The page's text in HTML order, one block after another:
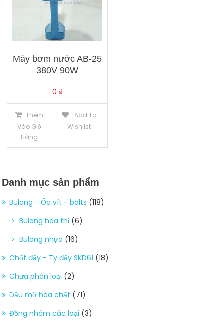
Máy bơm nước AB-25
380V 90W
0 ₫
Thêm
Vào Giỏ
Hàng
Add To
Wishlist
Danh mục sản phẩm
Bulong - Ốc vít - bolts (118)
Bulong hoa thị (6)
Bulong nhựa (16)
Chốt đẩy - Ty đẩy SKD61 (18)
Chưa phân loại (2)
Dầu mỡ hóa chất (71)
Đồng nhôm các loại (3)